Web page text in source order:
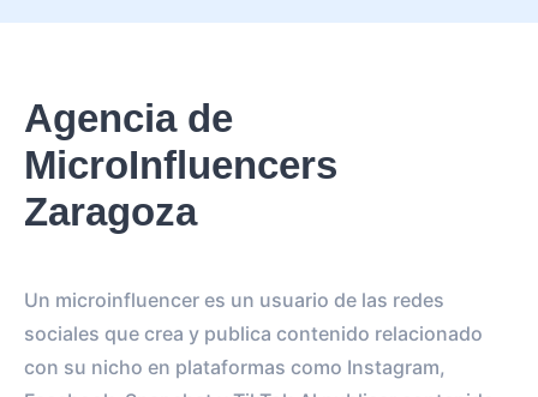
Agencia de
MicroInfluencers
Zaragoza
Un microinfluencer es un usuario de las redes
sociales que crea y publica contenido relacionado
con su nicho en plataformas como Instagram,